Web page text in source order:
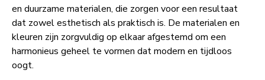
en duurzame materialen, die zorgen voor een resultaat
dat zowel esthetisch als praktisch is. De materialen en
kleuren zijn zorgvuldig op elkaar afgestemd om een
harmonieus geheel te vormen dat modern en tijdloos
oogt.